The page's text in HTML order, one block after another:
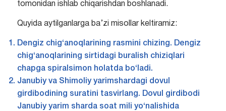
tomonidan ishlab chiqarishdan boshlanadi.
Quyida aytilganlarga ba’zi misollar keltiramiz:
Dengiz chig‘anoqlarining rasmini chizing. Dengiz
chig‘anoqlarining sirtidagi buralish chiziqlari
chapga spiralsimon holatda bo‘ladi.
Janubiy va Shimoliy yarimshardagi dovul
girdibodining suratini tasvirlang. Dovul girdibodi
Janubiy yarim sharda soat mili yo‘nalishida